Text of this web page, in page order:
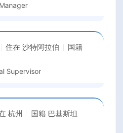
住在 沙特阿拉伯
国籍
Supervisor
杭州 国籍 巴基斯坦